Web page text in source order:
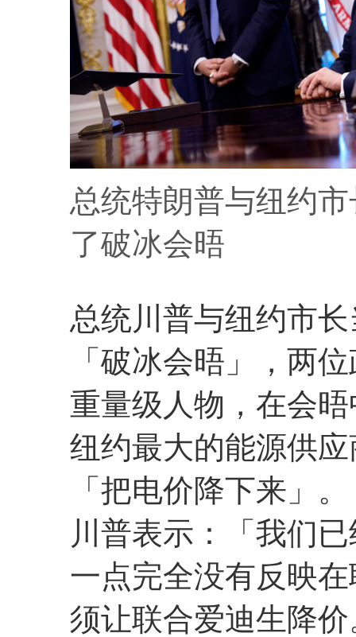
总统特朗普与纽约
了破冰会晤
总统川普与纽约市
「破冰会晤」，两
重量级人物，在会
纽约最大的能源供
「把电价降下来」。
川普表示：「我们
一点完全没有反映
须让联合爱迪生降